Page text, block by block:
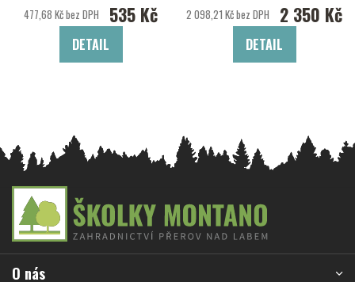
477,68 Kč bez DPH 535 Kč
DETAIL
2 098,21 Kč bez DPH 2 350 Kč
DETAIL
a
O nás